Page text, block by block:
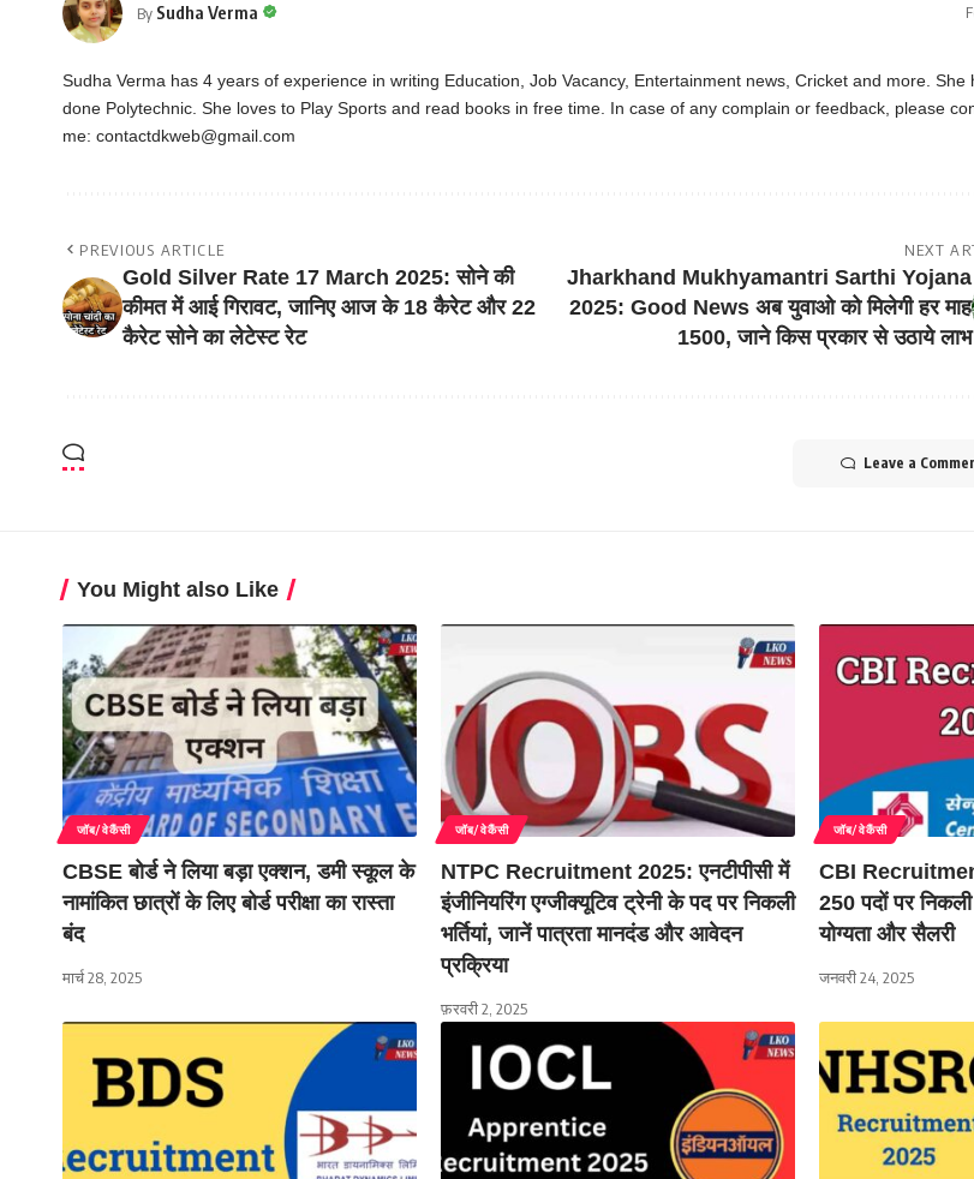
By Sudha Verma
Sudha Verma has 4 years of experience in writing Education, Job Vacancy, Entertainment news, Cricket and more. She
done Polytechnic. She loves to Play Sports and read books in free time. In case of any complain or feedback, please
me: contactdkweb@gmail.com
PREVIOUS ARTICLE
Gold Silver Rate 17 March 2025: सोने की
कीमत में आई गिरावट, जानिए आज के 18 कैरेट और 22
कैरेट सोने का लेटेस्ट रेट
NEXT
Jharkhand Mukhyamantri Sarthi Yojana
2025: Good News अब युवाओ को मिलेगी हर माह
1500, जाने किस प्रकार से उठाये लाभ
Leave a
You Might also Like
जॉब/वेकैंसी
CBSE बोर्ड ने लिया बड़ा एक्शन, डमी स्कूल के
नामांकित छात्रों के लिए बोर्ड परीक्षा का रास्ता
बंद
मार्च 28, 2025
जॉब/वेकैंसी
NTPC Recruitment 2025: एनटीपीसी में
इंजीनियरिंग एग्जीक्यूटिव ट्रेनी के पद पर निकली
भर्तियां, जानें पात्रता मानदंड और आवेदन
प्रक्रिया
फ़रवरी 2, 2025
जॉब/वेकैंसी
CBI
250 पदों पर निकली
योग्यता और सैलरी
जनवरी 24, 2025